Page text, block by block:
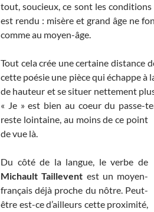
tout, soucieux, ce sont les
est rendu : misère et grand âge ne
comme au moyen-âge.
Tout cela crée une certaine distance
cette poésie une pièce qui échappe
de hauteur et se situer nettement
« Je » est bien au coeur du passe-
reste lointaine, au moins de ce point
de vue là.
Du côté de la langue, le verbe de
Michault Taillevent est un moyen-
français déjà proche du nôtre. Peut-
être est-ce d’ailleurs cette proximité,